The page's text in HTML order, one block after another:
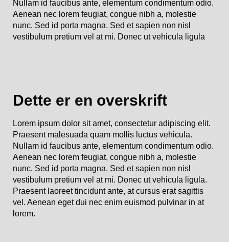
Nullam id faucibus ante, elementum condimentum odio.
Aenean nec lorem feugiat, congue nibh a, molestie
nunc. Sed id porta magna. Sed et sapien non nisl
vestibulum pretium vel at mi. Donec ut vehicula ligula
Dette er en overskrift
Lorem ipsum dolor sit amet, consectetur adipiscing elit.
Praesent malesuada quam mollis luctus vehicula.
Nullam id faucibus ante, elementum condimentum odio.
Aenean nec lorem feugiat, congue nibh a, molestie
nunc. Sed id porta magna. Sed et sapien non nisl
vestibulum pretium vel at mi. Donec ut vehicula ligula.
Praesent laoreet tincidunt ante, at cursus erat sagittis
vel. Aenean eget dui nec enim euismod pulvinar in at
lorem.